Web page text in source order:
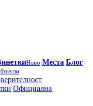
Ново Места Блог
Официална